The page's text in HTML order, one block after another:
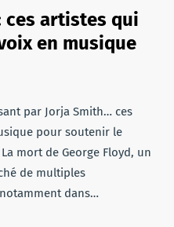
ces artistes qui
en musique
par Jorja Smith… ces
pour soutenir le
mort de George Floyd, un
de multiples
dans…